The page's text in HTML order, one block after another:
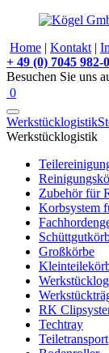
Home | Kontakt |
+ 49 (0) 7045 982-0
Besuchen Sie uns
0
Werkstücklogistik
Werkstücklogistik
Zubehör für
Korbsystem
Großkörbe
RK
Techtray
Teiletransport